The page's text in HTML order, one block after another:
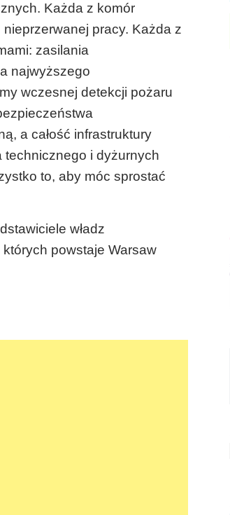
Każda z komór
pracy. Każda z
zasilania
najwyższego
wczesnej detekcji pożaru
a całość infrastruktury
i dyżurnych
to, aby móc sprostać
władz
powstaje Warsaw